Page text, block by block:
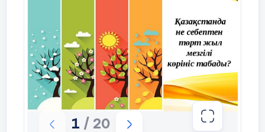
1 / 20